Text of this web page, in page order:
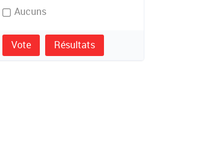
Aucuns
Vote Résultats